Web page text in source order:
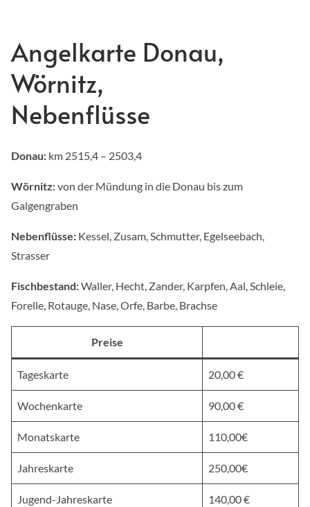
Angelkarte Donau,
Wörnitz,
Nebenflüsse
Donau: km 2515,4 – 2503,4
Wörnitz:von der Mündung in die Donau bis zum
Galgengraben
Nebenflüsse: Kessel, Zusam, Schmutter, Egelseebach,
Strasser
Fischbestand:Waller, Hecht, Zander, Karpfen, Aal, Schleie,
Forelle, Rotauge, Nase, Orfe, Barbe, Brachse
Preise
Tageskarte 20,00 €
Wochenkarte 90,00 €
Monatskarte 110,00€
Jahreskarte 250,00€
Jugend-Jahreskarte 140,00 €